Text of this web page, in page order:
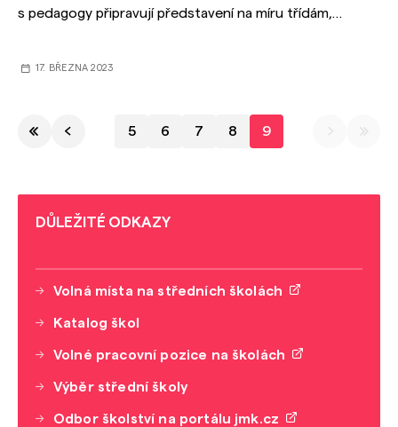
s pedagogy připravují představení na míru třídám,
i jihomoravským školám.
17. BŘEZNA 2023
5 6 7 8 9
DŮLEŽITÉ ODKAZY
Volná místa na středních školách
Katalog škol
Volné pracovní pozice na školách
Výběr střední školy
Odbor školství na portálu jmk.cz